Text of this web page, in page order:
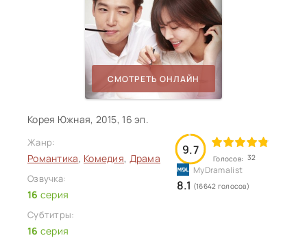
СМОТРЕТЬ ОНЛАЙН
Корея Южная, 2015, 16 эп.
Жанр:
Романтика, Комедия, Драма
Озвучка:
16 серия
Субтитры:
16 серия
9.7
Голосов: 32
8.1 (16642 голосов)